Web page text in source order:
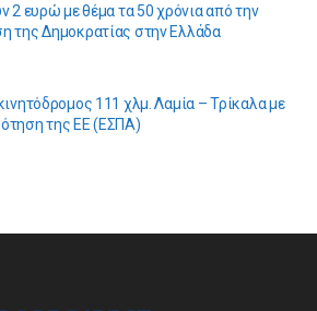
2 ευρώ με θέμα τα 50 χρόνια από την
της Δημοκρατίας στην Ελλάδα
111 χλμ. Λαμία – Τρίκαλα με
της ΕE (ΕΣΠΑ)